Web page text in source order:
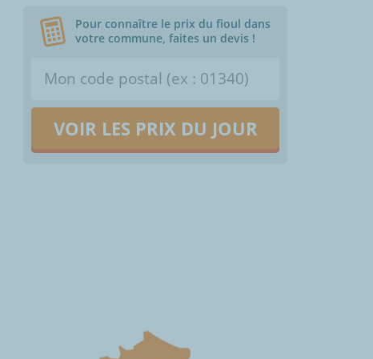
Pour connaître le prix du fioul dans
votre commune, faites un devis !
VOIR LES PRIX DU JOUR